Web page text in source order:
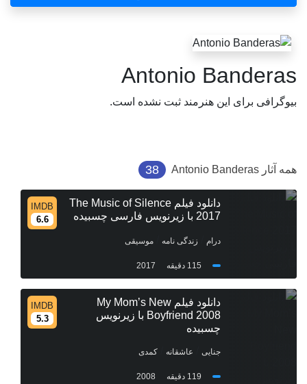
Antonio Banderas
بیوگرافی برای این هنرمند ثبت نشده است.
همه آثار Antonio Banderas
38
دانلود فیلم The Music of Silence
2017 با زیرنویس فارسی چسبیده
IMDB
6.6
درام زندگی نامه موسیقی
115 دقیقه 2017
دانلود فیلم My Mom’s New
Boyfriend 2008 با زیرنویس
چسبیده
IMDB
5.3
جنایی عاشقانه کمدی
119 دقیقه 2008